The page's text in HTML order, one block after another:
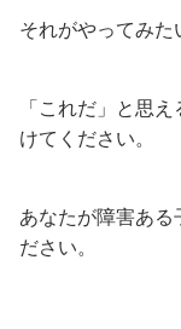
それがやってみた
「これだ」と思
けてください。
あなたが障害ある
ださい。